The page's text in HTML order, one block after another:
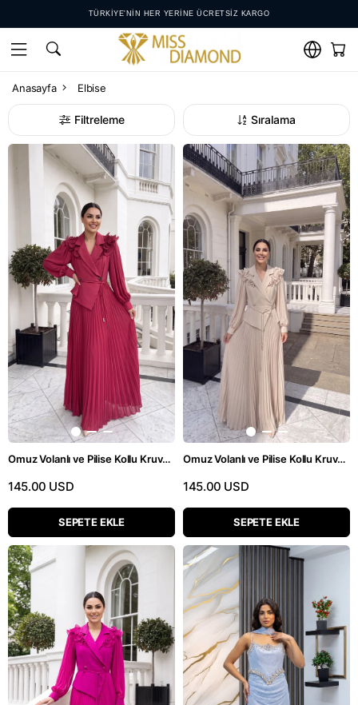
12 AY'A VARAN TAKSITLER
KOLAY IADE VE DEĞIŞIM KOŞULLARI
WHATSAPP DESTEK HATTI: +𝟵𝟬 𝟱𝟱𝟮 𝟴𝟱𝟬 𝟰𝟬𝟬𝟬
Anasayfa Elbise
Filtreleme Sıralama
Omuz Volanlı ve Pilise Kollu Kruvaze Yaka Bordo Abiye Elbise
145.00 USD
SEPETE EKLE
Omuz Volanlı ve Pilise Kollu Kruvaze Yaka Bej Abiye Elbise
145.00 USD
SEPETE EKLE